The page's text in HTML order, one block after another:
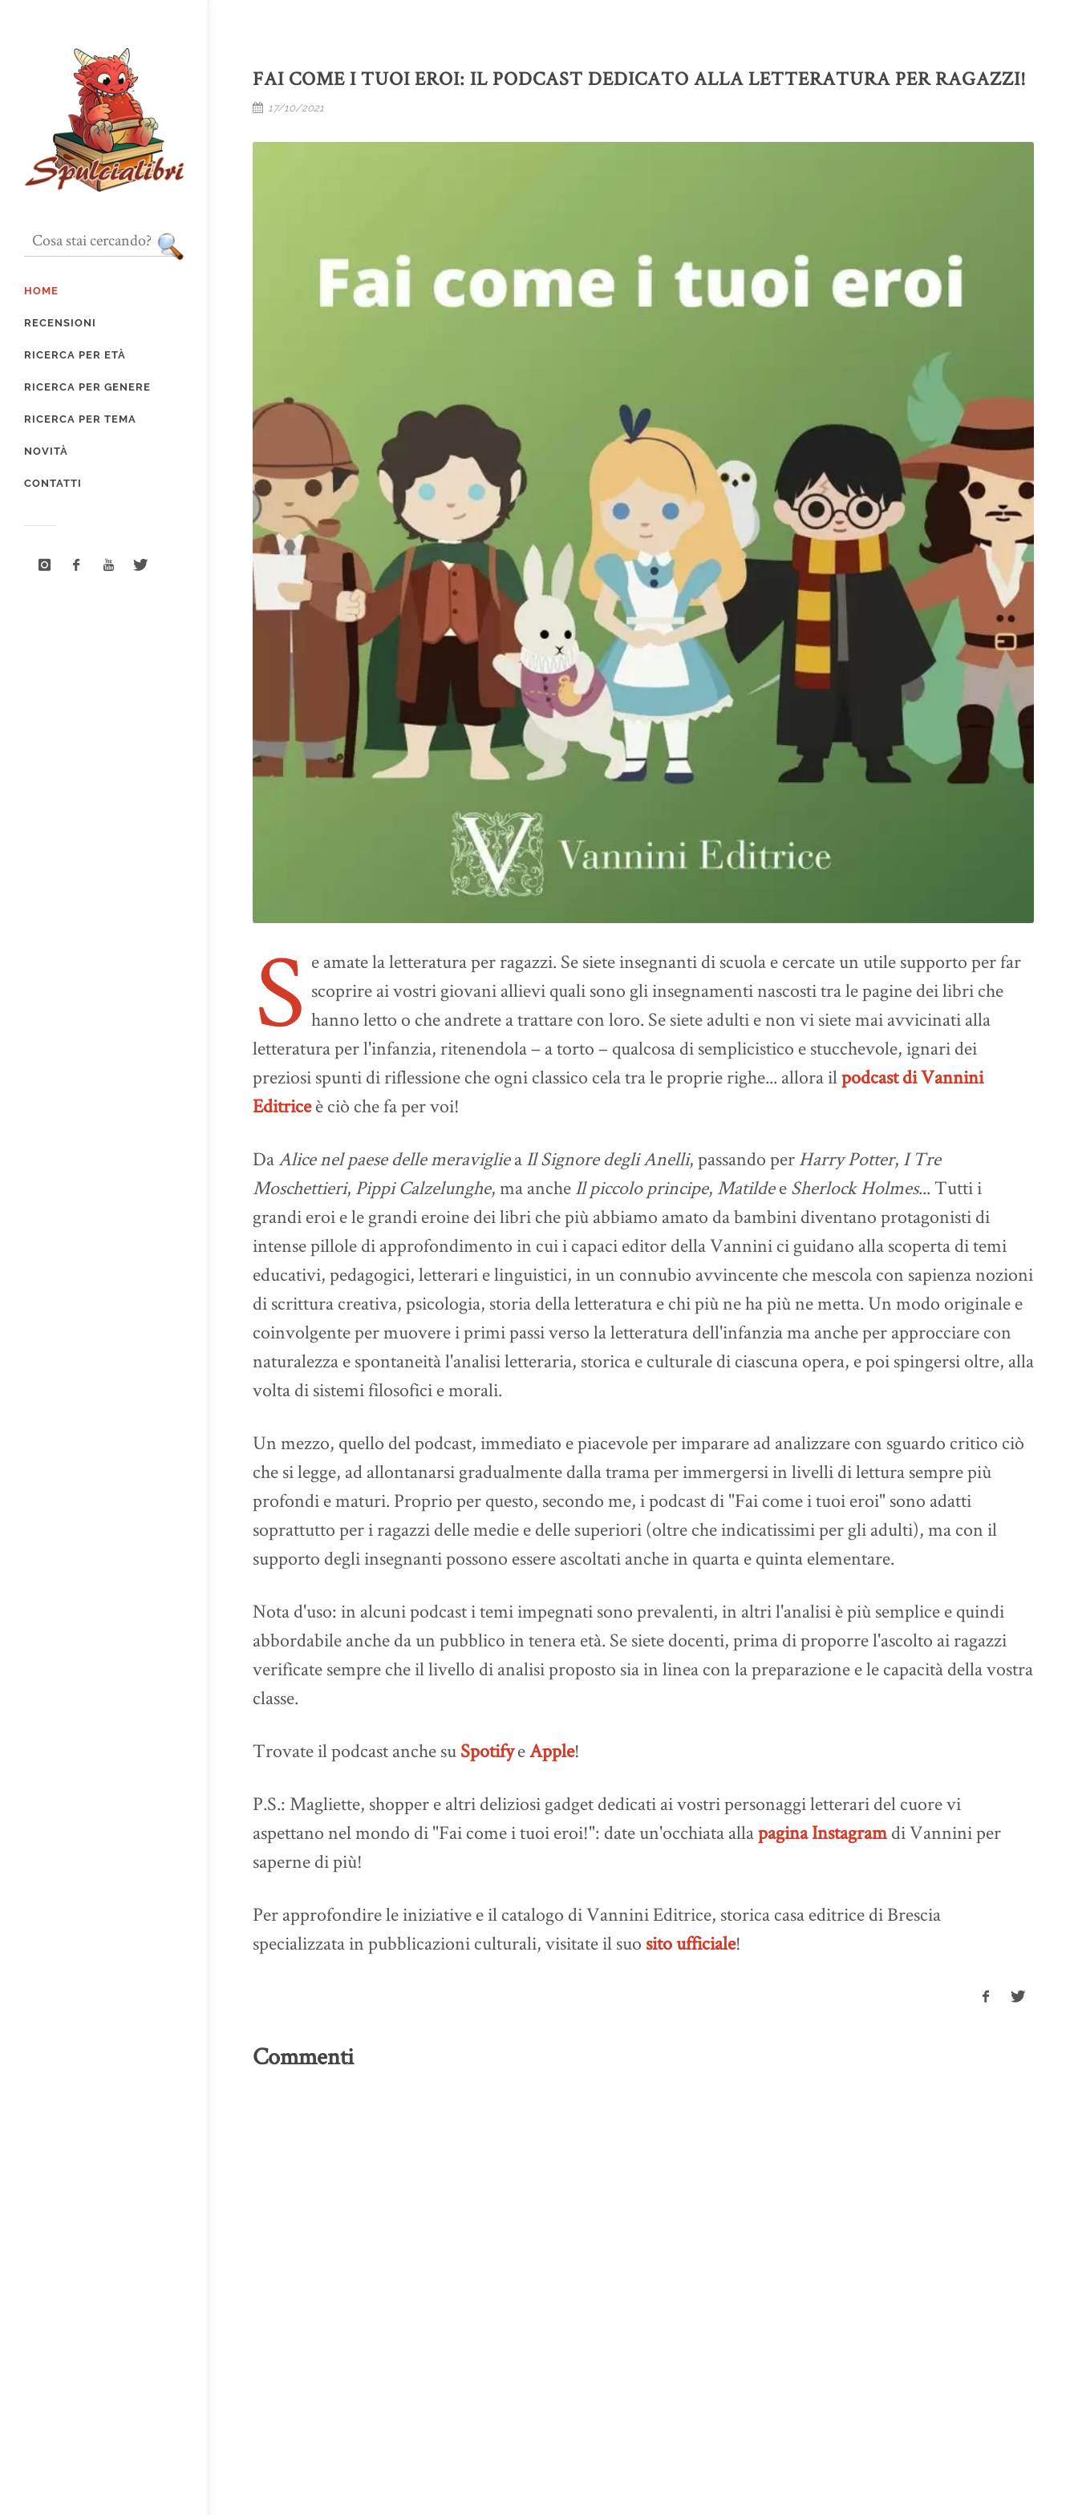
HOME
RECENSIONI
RICERCA PER ETÀ
RICERCA PER GENERE
RICERCA PER TEMA
NOVITÀ
CONTATTI
FAI COME I TUOI EROI: IL PODCAST DEDICATO ALLA LETTERATURA PER RAGAZZI!
17/10/2021
S e amate la letteratura per ragazzi. Se siete insegnanti di scuola e cercate un utile supporto per far
scoprire ai vostri giovani allievi quali sono gli insegnamenti nascosti tra le pagine dei libri che
hanno letto o che andrete a trattare con loro. Se siete adulti e non vi siete mai avvicinati alla
letteratura per l'infanzia, ritenendola – a torto – qualcosa di semplicistico e stucchevole, ignari dei
preziosi spunti di riflessione che ogni classico cela tra le proprie righe... allora ilpodcast di Vannini
Editriceè ciò che fa per voi!
DaAlice nel paese delle meraviglieaIl Signore degli Anelli, passando perHarry Potter, I Tre
Moschettieri, Pippi Calzelunghe, ma ancheIl piccolo principe,MatildeeSherlock Holmes... Tutti i
grandi eroi e le grandi eroine dei libri che più abbiamo amato da bambini diventano protagonisti di
intense pillole di approfondimento in cui i capaci editor della Vannini ci guidano alla scoperta di temi
educativi, pedagogici, letterari e linguistici, in un connubio avvincente che mescola con sapienza nozioni
di scrittura creativa, psicologia, storia della letteratura e chi più ne ha più ne metta. Un modo originale e
coinvolgente per muovere i primi passi verso la letteratura dell'infanzia ma anche per approcciare con
naturalezza e spontaneità l'analisi letteraria, storica e culturale di ciascuna opera, e poi spingersi oltre, alla
volta di sistemi filosofici e morali.
Un mezzo, quello del podcast, immediato e piacevole per imparare ad analizzare con sguardo critico ciò
che si legge, ad allontanarsi gradualmente dalla trama per immergersi in livelli di lettura sempre più
profondi e maturi. Proprio per questo, secondo me, i podcast di "Fai come i tuoi eroi" sono adatti
soprattutto per i ragazzi delle medie e delle superiori (oltre che indicatissimi per gli adulti), ma con il
supporto degli insegnanti possono essere ascoltati anche in quarta e quinta elementare.
Nota d'uso: in alcuni podcast i temi impegnati sono prevalenti, in altri l'analisi è più semplice e quindi
abbordabile anche da un pubblico in tenera età. Se siete docenti, prima di proporre l'ascolto ai ragazzi
verificate sempre che il livello di analisi proposto sia in linea con la preparazione e le capacità della vostra
classe.
Trovate il podcast anche suSpotifyeApple!
P.S.: Magliette, shopper e altri deliziosi gadget dedicati ai vostri personaggi letterari del cuore vi
aspettano nel mondo di "Fai come i tuoi eroi!": date un'occhiata allapagina Instagramdi Vannini per
saperne di più!
Per approfondire le iniziative e il catalogo di Vannini Editrice, storica casa editrice di Brescia
specializzata in pubblicazioni culturali, visitate il suo sito ufficiale!
Commenti